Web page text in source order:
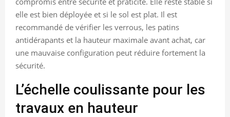
elle est bien déployée et si le sol est plat. Il est
recommandé de vérifier les verrous, les patins
antidérapants et la hauteur maximale avant achat, car
une mauvaise configuration peut réduire fortement la
sécurité.
L’échelle coulissante pour les
travaux en hauteur